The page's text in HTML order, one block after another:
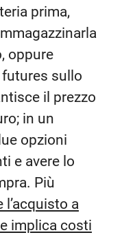
prima,
oppure
sullo
il prezzo
in un
opzioni
e avere lo
Più
l’acquisto a
implica costi